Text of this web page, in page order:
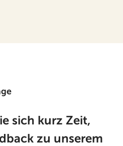
sich kurz Zeit,
zu unserem